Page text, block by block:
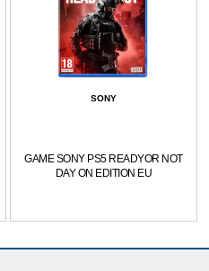
SONY
GAME SONY PS5 READYOR NOT
DAY ON EDITION EU